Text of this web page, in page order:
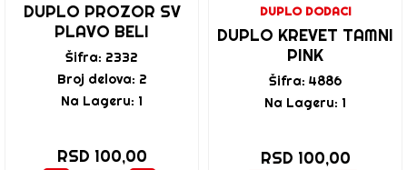
DUPLO PROZOR SV
PLAVO BELI
Šifra: 2332
Broj delova: 2
Na Lageru: 1
RSD 100,00
DUPLO DODACI
DUPLO KREVET TAMNI
PINK
Šifra: 4886
Na Lageru: 1
RSD 100,00